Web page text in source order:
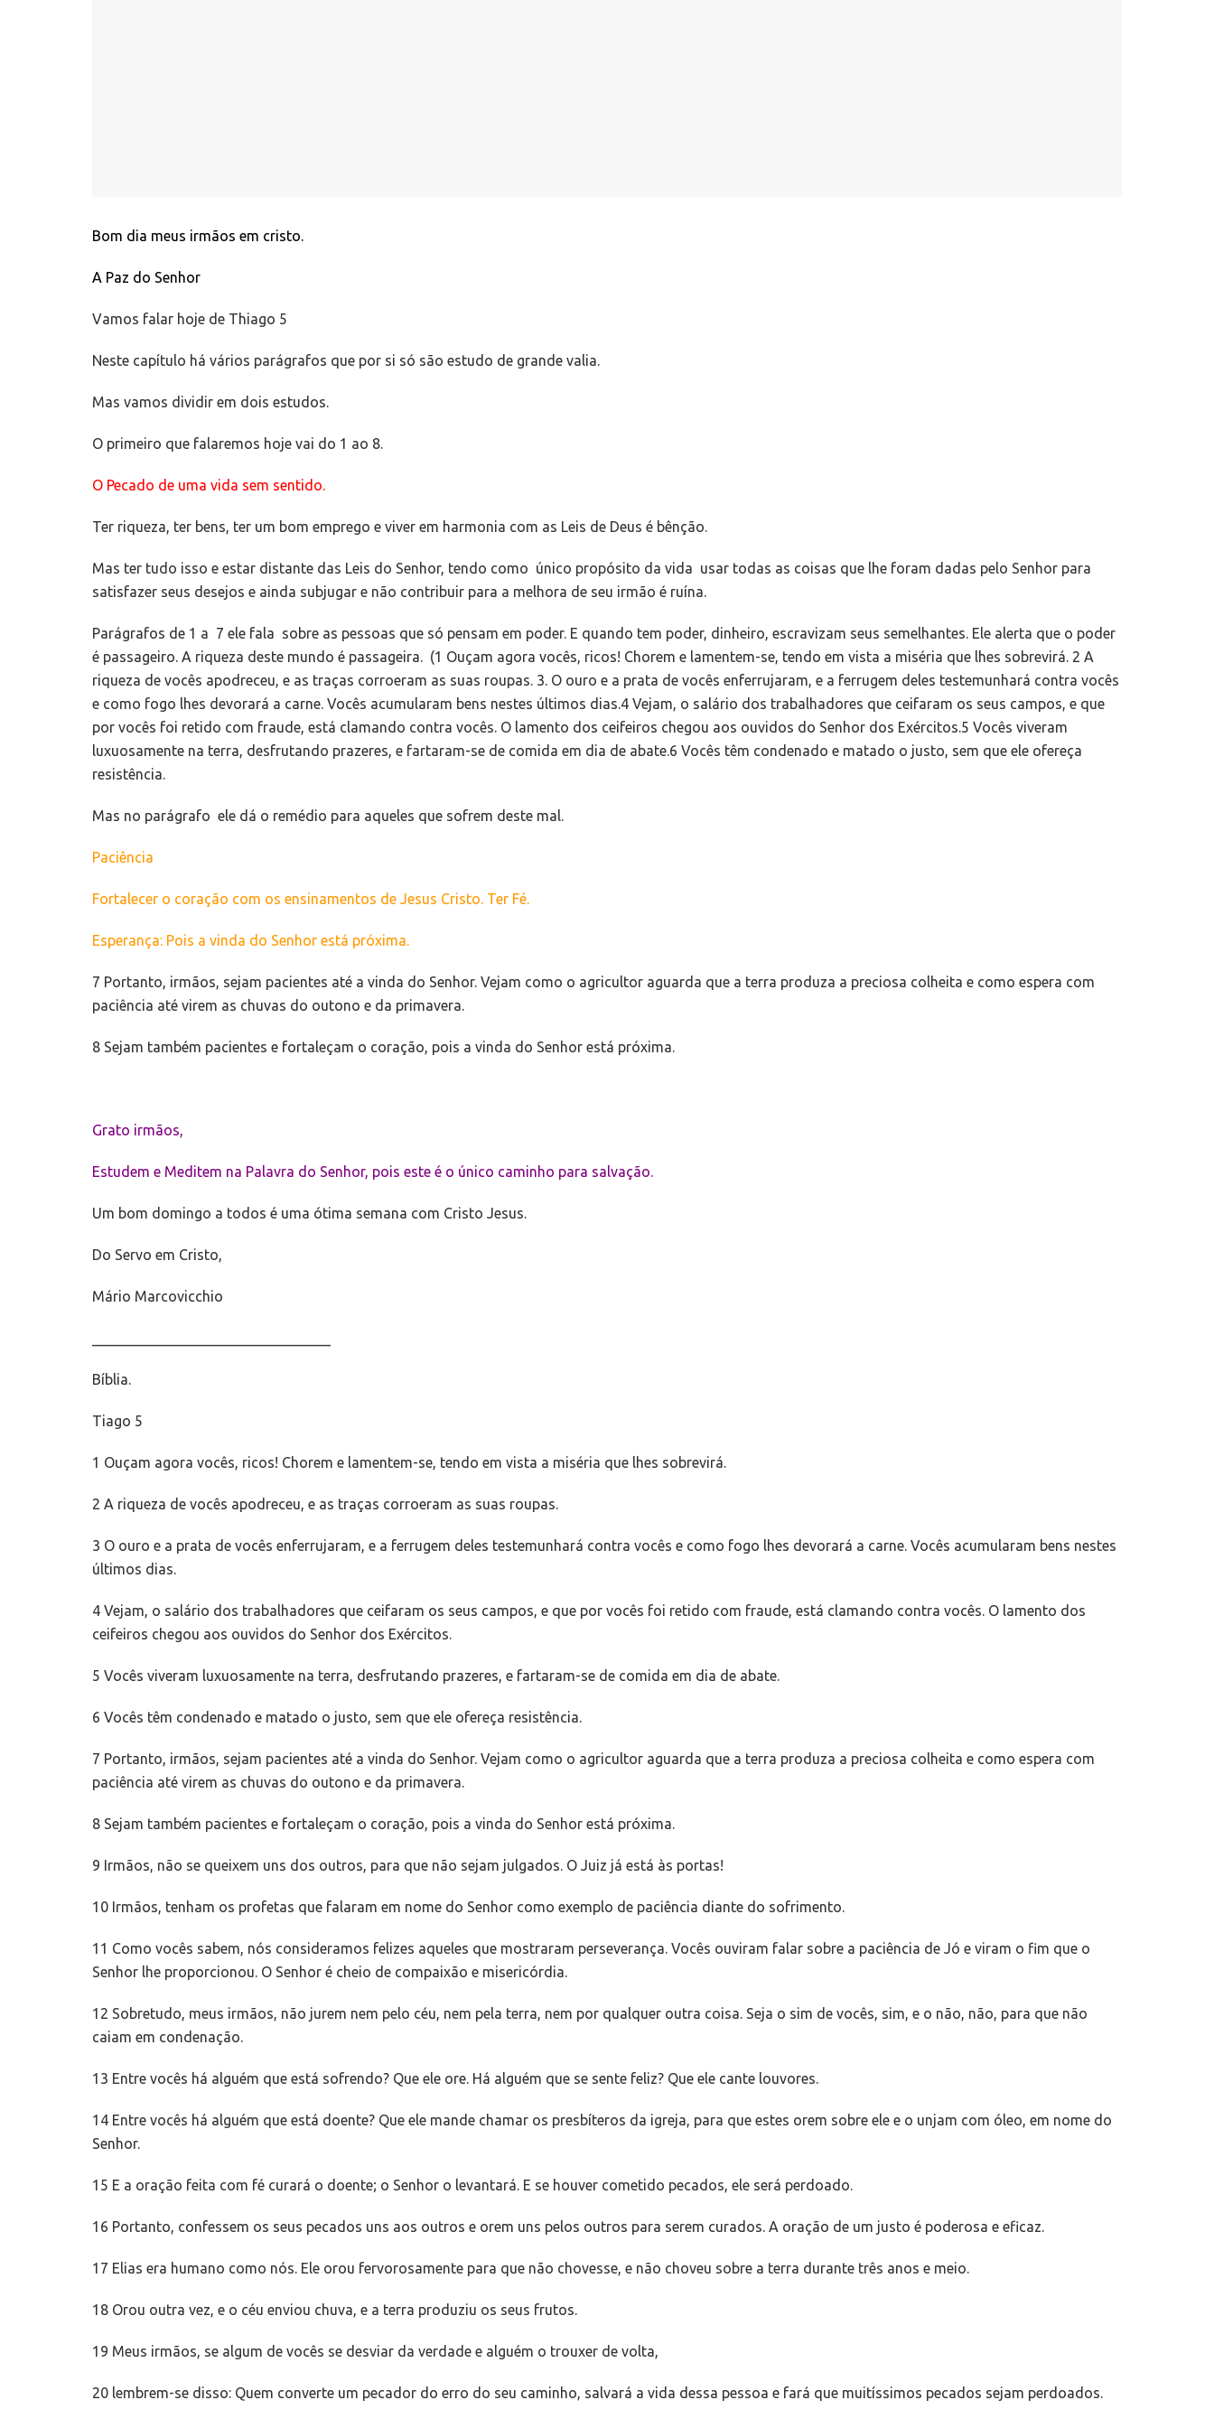
Bom dia meus irmãos em cristo.
A Paz do Senhor
Vamos falar hoje de Thiago 5
Neste capítulo há vários parágrafos que por si só são estudo de grande valia.
Mas vamos dividir em dois estudos.
O primeiro que falaremos hoje vai do 1 ao 8.
O Pecado de uma vida sem sentido.
Ter riqueza, ter bens, ter um bom emprego e viver em harmonia com as Leis de Deus é bênção.
Mas ter tudo isso e estar distante das Leis do Senhor, tendo como único propósito da vida usar todas as coisas que lhe foram dadas pelo Senhor para
satisfazer seus desejos e ainda subjugar e não contribuir para a melhora de seu irmão é ruína.
Parágrafos de 1 a 7 ele fala sobre as pessoas que só pensam em poder. E quando tem poder, dinheiro, escravizam seus semelhantes. Ele alerta que o poder
é passageiro. A riqueza deste mundo é passageira. (1 Ouçam agora vocês, ricos! Chorem e lamentem-se, tendo em vista a miséria que lhes sobrevirá. 2 A
riqueza de vocês apodreceu, e as traças corroeram as suas roupas. 3. O ouro e a prata de vocês enferrujaram, e a ferrugem deles testemunhará contra vocês
e como fogo lhes devorará a carne. Vocês acumularam bens nestes últimos dias.4 Vejam, o salário dos trabalhadores que ceifaram os seus campos, e que
por vocês foi retido com fraude, está clamando contra vocês. O lamento dos ceifeiros chegou aos ouvidos do Senhor dos Exércitos.5 Vocês viveram
luxuosamente na terra, desfrutando prazeres, e fartaram-se de comida em dia de abate.6 Vocês têm condenado e matado o justo, sem que ele ofereça
resistência.
Mas no parágrafo ele dá o remédio para aqueles que sofrem deste mal.
Paciência
Fortalecer o coração com os ensinamentos de Jesus Cristo. Ter Fé.
Esperança: Pois a vinda do Senhor está próxima.
7 Portanto, irmãos, sejam pacientes até a vinda do Senhor. Vejam como o agricultor aguarda que a terra produza a preciosa colheita e como espera com
paciência até virem as chuvas do outono e da primavera.
8 Sejam também pacientes e fortaleçam o coração, pois a vinda do Senhor está próxima.
Grato irmãos,
Estudem e Meditem na Palavra do Senhor, pois este é o único caminho para salvação.
Um bom domingo a todos é uma ótima semana com Cristo Jesus.
Do Servo em Cristo,
Mário Marcovicchio
Bíblia.
Tiago 5
1 Ouçam agora vocês, ricos! Chorem e lamentem-se, tendo em vista a miséria que lhes sobrevirá.
2 A riqueza de vocês apodreceu, e as traças corroeram as suas roupas.
3 O ouro e a prata de vocês enferrujaram, e a ferrugem deles testemunhará contra vocês e como fogo lhes devorará a carne. Vocês acumularam bens nestes
últimos dias.
4 Vejam, o salário dos trabalhadores que ceifaram os seus campos, e que por vocês foi retido com fraude, está clamando contra vocês. O lamento dos
ceifeiros chegou aos ouvidos do Senhor dos Exércitos.
5 Vocês viveram luxuosamente na terra, desfrutando prazeres, e fartaram-se de comida em dia de abate.
6 Vocês têm condenado e matado o justo, sem que ele ofereça resistência.
7 Portanto, irmãos, sejam pacientes até a vinda do Senhor. Vejam como o agricultor aguarda que a terra produza a preciosa colheita e como espera com
paciência até virem as chuvas do outono e da primavera.
8 Sejam também pacientes e fortaleçam o coração, pois a vinda do Senhor está próxima.
9 Irmãos, não se queixem uns dos outros, para que não sejam julgados. O Juiz já está às portas!
10 Irmãos, tenham os profetas que falaram em nome do Senhor como exemplo de paciência diante do sofrimento.
11 Como vocês sabem, nós consideramos felizes aqueles que mostraram perseverança. Vocês ouviram falar sobre a paciência de Jó e viram o fim que o
Senhor lhe proporcionou. O Senhor é cheio de compaixão e misericórdia.
12 Sobretudo, meus irmãos, não jurem nem pelo céu, nem pela terra, nem por qualquer outra coisa. Seja o sim de vocês, sim, e o não, não, para que não
caiam em condenação.
13 Entre vocês há alguém que está sofrendo? Que ele ore. Há alguém que se sente feliz? Que ele cante louvores.
14 Entre vocês há alguém que está doente? Que ele mande chamar os presbíteros da igreja, para que estes orem sobre ele e o unjam com óleo, em nome do
Senhor.
15 E a oração feita com fé curará o doente; o Senhor o levantará. E se houver cometido pecados, ele será perdoado.
16 Portanto, confessem os seus pecados uns aos outros e orem uns pelos outros para serem curados. A oração de um justo é poderosa e eficaz.
17 Elias era humano como nós. Ele orou fervorosamente para que não chovesse, e não choveu sobre a terra durante três anos e meio.
18 Orou outra vez, e o céu enviou chuva, e a terra produziu os seus frutos.
19 Meus irmãos, se algum de vocês se desviar da verdade e alguém o trouxer de volta,
20 lembrem-se disso: Quem converte um pecador do erro do seu caminho, salvará a vida dessa pessoa e fará que muitíssimos pecados sejam perdoados.